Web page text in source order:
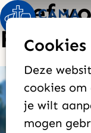
Deze
cookies
je wilt
mogen
Geef
Huidig:
Wat wil je